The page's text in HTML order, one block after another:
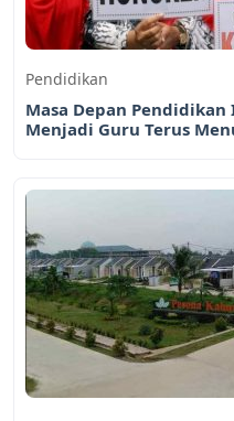
Pendidikan
Masa Depan
Menjadi Guru Terus